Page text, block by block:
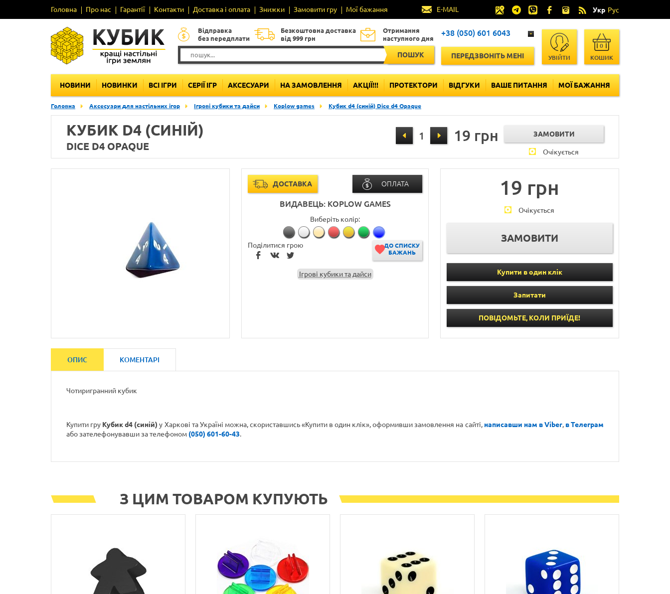
Головна Про нас Гарантії Контакти Доставка і оплата Знижки Замовити гру Мої бажання E-MAIL Укр Рус
Відправка
без передплати
Безкоштовна доставка
від 999 грн
Отримання
наступного дня
ПОШУК
+38 (050) 601 6043
ПЕРЕДЗВОНІТЬ МЕНІ УВІЙТИ КОШИК
0
НОВИНИ НОВИНКИ ВСІ ІГРИ СЕРІЇ ІГР АКСЕСУАРИ НА ЗАМОВЛЕННЯ АКЦІЇ!!! ПРОТЕКТОРИ ВІДГУКИ ВАШЕ ПИТАННЯ МОЇ БАЖАННЯ
Головна Аксесуари для настільних ігор Ігрові кубики та дайси Koplow games Кубик d4 (синій) Dice d4 Opaque
КУБИК D4 (СИНІЙ)
DICE D4 OPAQUE
19 грн
Очікується
ДОСТАВКА ОПЛАТА
ВИДАВЕЦЬ: KOPLOW GAMES
Виберіть колір:
Поділитися грою
ДО СПИСКУ
БАЖАНЬ
Ігрові кубики та дайси
19 грн
Очікується
Купити в один клік
Запитати
ПОВІДОМЬТЕ, КОЛИ ПРИЇДЕ!
ОПИС КОМЕНТАРІ
Чотиригранний кубик
Купити гру Кубик d4 (синій) у Харкові та Україні можна, скориставшись «Купити в один клік», оформивши замовлення на сайті, написавши нам в Viber, в Телеграм
або зателефонувавши за телефоном (050) 601-60-43.
З ЦИМ ТОВАРОМ КУПУЮТЬ